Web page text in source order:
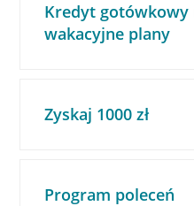
Kredyt gotówkowy
wakacyjne plany
Zyskaj 1000 zł
Program poleceń